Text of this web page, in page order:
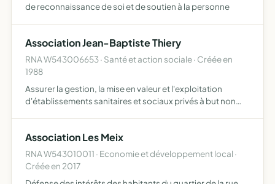
de reconnaissance de soi et de soutien à la personne
Association Jean-Baptiste Thiery
RNA W543006653 · Santé et action sociale · Créée en
1988
Assurer la gestion, la mise en valeur et l'exploitation
d'établissements sanitaires et sociaux privés à but non
Association Les Meix
RNA W543010011 · Economie et développement local ·
Créée en 2017